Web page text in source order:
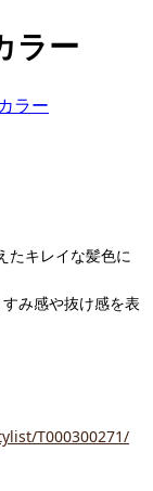
ラー
ラー
たキレイな髪色に
み感や抜け感を表
T000300271/